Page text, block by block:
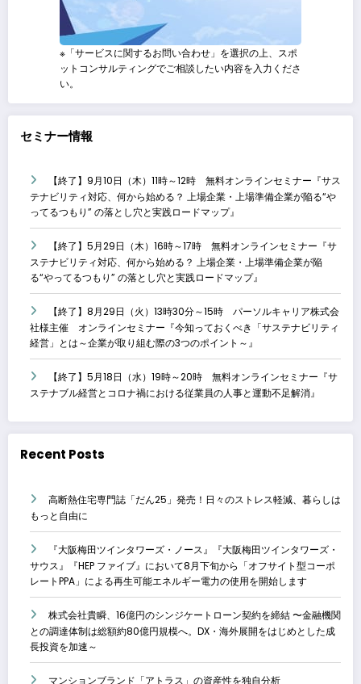
※「サービスに関するお問い合わせ」を選択の上、スポ
ットコンサルティングでご相談したい内容を入力くださ
い。
セミナー情報
【終了】9月10日（木）11時～12時 無料オンラインセミナー『サス
テナビリティ対応、何から始める？ 上場企業・上場準備企業が陥る“や
ってるつもり” の落とし穴と実践ロードマップ』
【終了】5月29日（木）16時～17時 無料オンラインセミナー『サ
ステナビリティ対応、何から始める？ 上場企業・上場準備企業が陥
る“やってるつもり” の落とし穴と実践ロードマップ』
【終了】8月29日（火）13時30分～15時 パーソルキャリア株式会
社様主催 オンラインセミナー『今知っておくべき「サステナビリティ
経営」とは～企業が取り組む際の3つのポイント～』
【終了】5月18日（水）19時～20時 無料オンラインセミナー『サ
ステナブル経営とコロナ禍における従業員の人事と運動不足解消』
Recent Posts
高断熱住宅専門誌「だん25」発売！日々のストレス軽減、暮らしは
もっと自由に
『大阪梅田ツインタワーズ・ノース』『大阪梅田ツインタワーズ・
サウス』『HEP ファイブ』において8月下旬から「オフサイト型コーポ
レートPPA」による再生可能エネルギー電力の使用を開始します
株式会社貴瞬、16億円のシンジケートローン契約を締結 〜金融機関
との調達体制は総額約80億円規模へ。DX・海外展開をはじめとした成
長投資を加速～
マンションブランド「アトラス」の資産性を独自分析